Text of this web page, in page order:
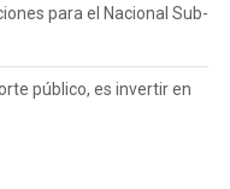
para el Nacional Sub-
público, es invertir en